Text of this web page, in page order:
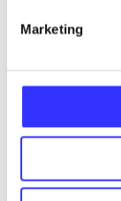
Marketing
Minder om